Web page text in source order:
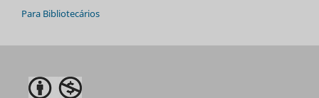
Para Bibliotecários